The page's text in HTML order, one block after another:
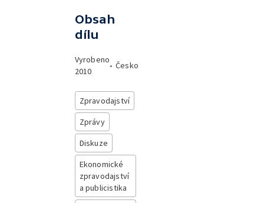
Obsah
dílu
Vyrobeno
2010
• Česko
Zpravodajství
Zprávy
Diskuze
Ekonomické
zpravodajství
a publicistika